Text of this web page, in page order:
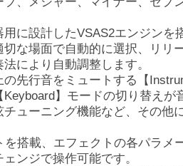
に設計したVSAS2エンジンを
切な場面で自動的に選択、リリ
により自動調整します。
先行音をミュートする【
】モードの切り替えが
ューニング機能など、その他
搭載、エフェクトの各パラメ
ンジで操作可能です。